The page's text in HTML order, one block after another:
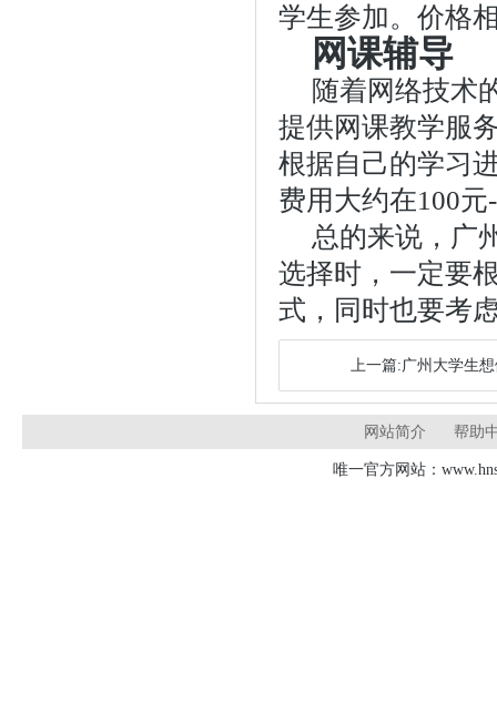
学生参加。价格
网课辅导
随着网络技术
提供网课教学服
根据自己的学习
费用大约在100
总的来说，广
选择时，一定要
式，同时也要考
上一篇:广州大学生
网站简介 帮助
唯一官方网站：